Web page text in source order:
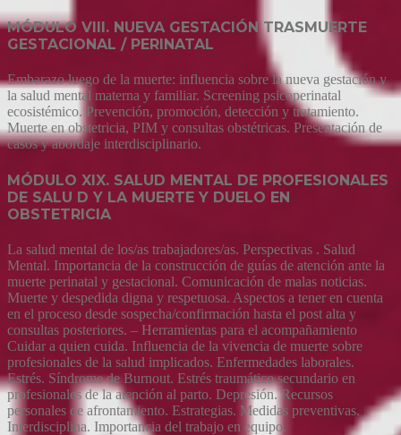
MÓDULO VIII. NUEVA GESTACIÓN TRASMUERTE
GESTACIONAL / PERINATAL
Embarazo luego de la muerte: influencia sobre la nueva gestación y
la salud mental materna y familiar. Screening psicoperinatal
ecosistémico. Prevención, promoción, detección y tratamiento.
Muerte en obstetricia, PIM y consultas obstétricas. Presentación de
casos y abordaje interdisciplinario.
MÓDULO XIX. SALUD MENTAL DE PROFESIONALES
DE SALU D Y LA MUERTE Y DUELO EN
OBSTETRICIA
La salud mental de los/as trabajadores/as. Perspectivas . Salud
Mental. Importancia de la construcción de guías de atención ante la
muerte perinatal y gestacional. Comunicación de malas noticias.
Muerte y despedida digna y respetuosa. Aspectos a tener en cuenta
en el proceso desde sospecha/confirmación hasta el post alta y
consultas posteriores. – Herramientas para el acompañamiento
Cuidar a quien cuida. Influencia de la vivencia de muerte sobre
profesionales de la salud implicados. Enfermedades laborales.
Estrés. Síndrome de Burnout. Estrés traumático secundario en
profesionales de la atención al parto. Depresión. Recursos
personales de afrontamiento. Estrategias. Medidas preventivas.
Interdisciplina. Importancia del trabajo en equipo.